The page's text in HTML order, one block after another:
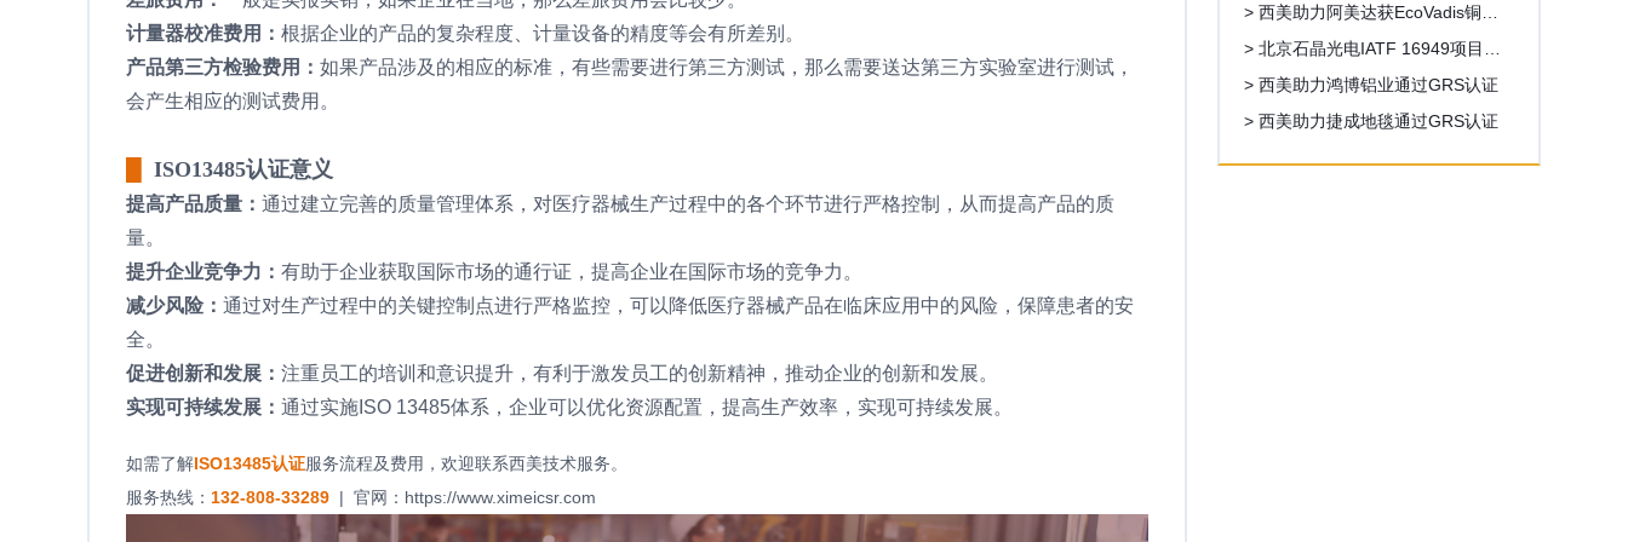
> 西美助力阿美达获EcoVadis铜牌6
8分，超出目标分数18
> 北京石晶光电IATF 16949项目启
动
> 西美助力鸿博铝业通过GRS认证
> 西美助力捷成地毯通过GRS认证
计量器校准费用： 根据企业的产品的复杂程度、计量设备的精度等会有所差别。
产品第三方检验费用： 如果产品涉及的相应的标准，有些需要进行第三方测试，那么需要送达第三方实验室进行测试，
会产生相应的测试费用。
ISO13485认证意义
提高产品质量： 通过建立完善的质量管理体系，对医疗器械生产过程中的各个环节进行严格控制，从而提高产品的质
量。
提升企业竞争力： 有助于企业获取国际市场的通行证，提高企业在国际市场的竞争力。
减少风险： 通过对生产过程中的关键控制点进行严格监控，可以降低医疗器械产品在临床应用中的风险，保障患者的安
全。
促进创新和发展： 注重员工的培训和意识提升，有利于激发员工的创新精神，推动企业的创新和发展。
实现可持续发展： 通过实施ISO 13485体系，企业可以优化资源配置，提高生产效率，实现可持续发展。
如需了解ISO13485认证服务流程及费用，欢迎联系西美技术服务。
服务热线： 132-808-33289 | 官网： https://www.ximeicsr.com